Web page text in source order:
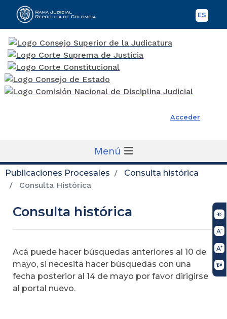
ES
Rama Judicial
Acceder
Menú
Publicaciones Procesales
Consulta histórica
Consulta Histórica
Consulta histórica
Acá puede hacer búsquedas anteriores al 10 de
mayo, si necesita hacer búsquedas con una
fecha posterior al 14 de mayo por favor dirigirse
al portal nuevo.